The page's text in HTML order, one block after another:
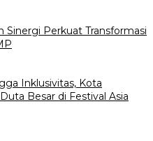
Perkuat Transformasi
Inklusivitas, Kota
Besar di Festival Asia